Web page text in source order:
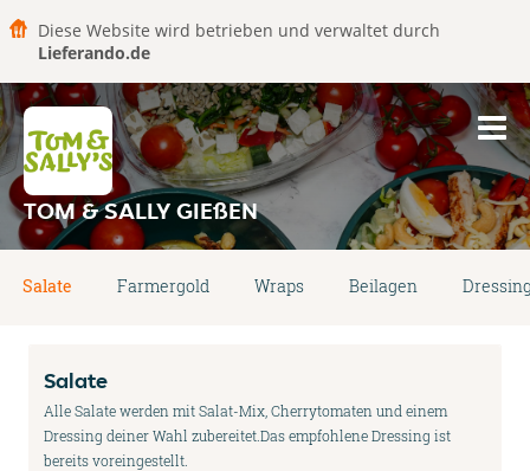
Diese Website wird betrieben und verwaltet durch
Lieferando.de
TOM & SALLY GIEßEN
Salate Farmergold Wraps Beilagen
Salate
Alle Salate werden mit Salat-Mix, Cherrytomaten und einem
Dressing deiner Wahl zubereitet.Das empfohlene Dressing ist
bereits voreingestellt.